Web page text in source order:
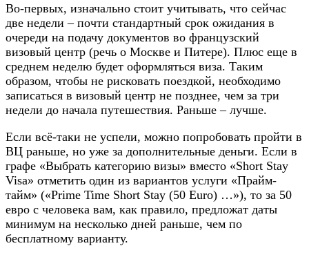
Во-первых, изначально стоит учитывать, что сейчас
две недели – почти стандартный срок ожидания в
очереди на подачу документов во французский
визовый центр (речь о Москве и Питере). Плюс еще в
среднем неделю будет оформляться виза. Таким
образом, чтобы не рисковать поездкой, необходимо
записаться в визовый центр не позднее, чем за три
недели до начала путешествия. Раньше – лучше.
Если всё-таки не успели, можно попробовать пройти в
ВЦ раньше, но уже за дополнительные деньги. Если в
графе «Выбрать категорию визы» вместо «Short Stay
Visa» отметить один из вариантов услуги «Прайм-
тайм» («Prime Time Short Stay (50 Euro) …»), то за 50
евро с человека вам, как правило, предложат даты
минимум на несколько дней раньше, чем по
бесплатному варианту.